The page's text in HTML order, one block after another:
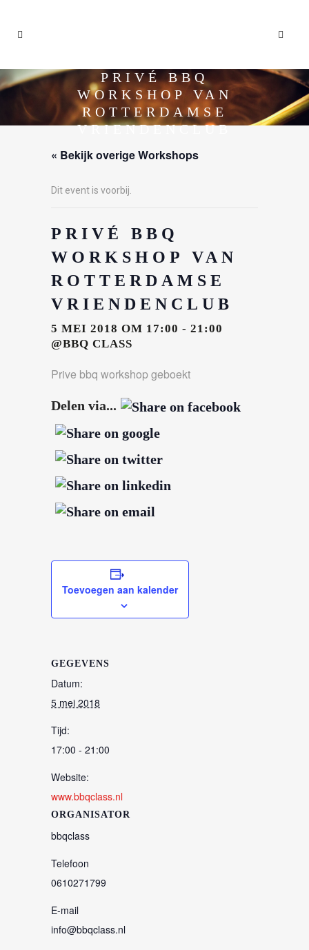
PRIVÉ BBQ
WORKSHOP VAN
ROTTERDAMSE
VRIENDENCLUB
« Bekijk overige Workshops
Dit event is voorbij.
PRIVÉ BBQ
WORKSHOP VAN
ROTTERDAMSE
VRIENDENCLUB
5 MEI 2018 OM 17:00 - 21:00
@BBQ CLASS
Prive bbq workshop geboekt
Delen via...
Toevoegen aan kalender
GEGEVENS
Datum:
5 mei 2018
Tijd:
17:00 - 21:00
Website:
www.bbqclass.nl
ORGANISATOR
bbqclass
Telefoon
0610271799
E-mail
info@bbqclass.nl